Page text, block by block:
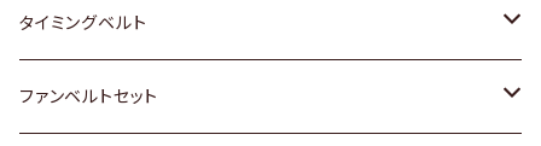
三菱
スバル
クライスラー
ダイハツ
マツダ
ホンダ
マツダ
スズキ
ダイハツ
ホンダ
スズキ
タイミングベルト
トヨタ
ファンベルトセット